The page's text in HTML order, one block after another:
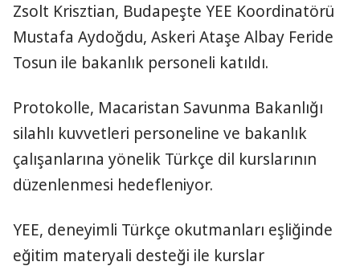
Zsolt Krisztian, Budapeşte YEE Koordinatörü
Mustafa Aydoğdu, Askeri Ataşe Albay Feride
Tosun ile bakanlık personeli katıldı.
Protokolle, Macaristan Savunma Bakanlığı
silahlı kuvvetleri personeline ve bakanlık
çalışanlarına yönelik Türkçe dil kurslarının
düzenlenmesi hedefleniyor.
YEE, deneyimli Türkçe okutmanları eşliğinde
eğitim materyali desteği ile kurslar